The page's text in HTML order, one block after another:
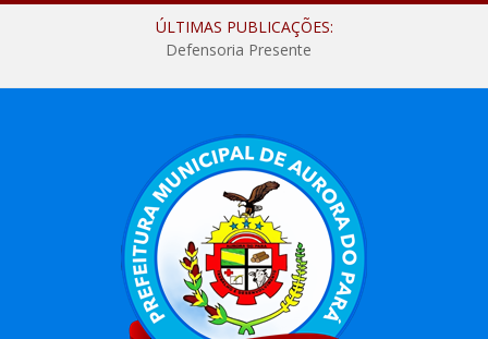
ÚLTIMAS PUBLICAÇÕES:
Defensoria Presente